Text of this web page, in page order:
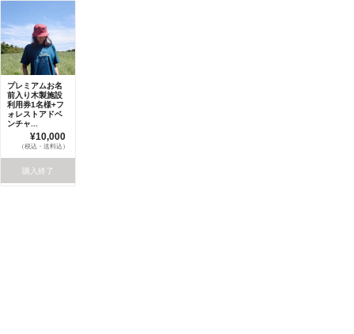
プレミアムお名
前入り木製施設
利用券1名様+フ
ォレストアドベ
ンチャ...
¥10,000
（税込・送料込）
購入終了